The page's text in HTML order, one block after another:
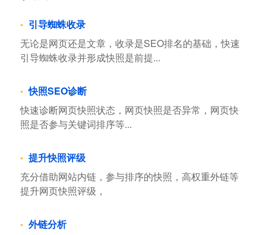
引导蜘蛛收录
无论是网页还是文章，收录是SEO排名的基础，快速
引导蜘蛛收录并形成快照是前提...
快照SEO诊断
快速诊断网页快照状态，网页快照是否异常，网页快
照是否参与关键词排序等...
提升快照评级
充分借助网站内链，参与排序的快照，高权重外链等
提升网页快照评级，
外链分析